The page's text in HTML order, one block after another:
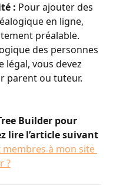
: Pour ajouter des
en ligne,
préalable.
des personnes
légal, vous devez
parent ou tuteur.
Builder pour
lire l’article suivant
à mon site
?